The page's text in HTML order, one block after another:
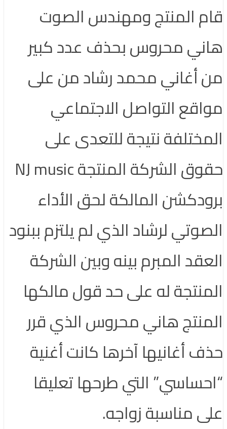
قام المنتج ومهندس الصوت
هاني محروس بحذف عدد كبير
من أغاني محمد رشاد من على
مواقع التواصل الاجتماعي
المختلفة نتيجة للتعدى على
حقوق الشركة المنتجة NJ music
برودكشن المالكة لحق الأداء
الصوتي لرشاد الذي لم يلتزم ببنود
العقد المبرم بينه وبين الشركة
المنتجة له على حد قول مالكها
المنتج هاني محروس الذي قرر
حذف أغانيها آخرها كانت أغنية
“احساسي” التي طرحها تعليقا
على مناسبة زواجه.